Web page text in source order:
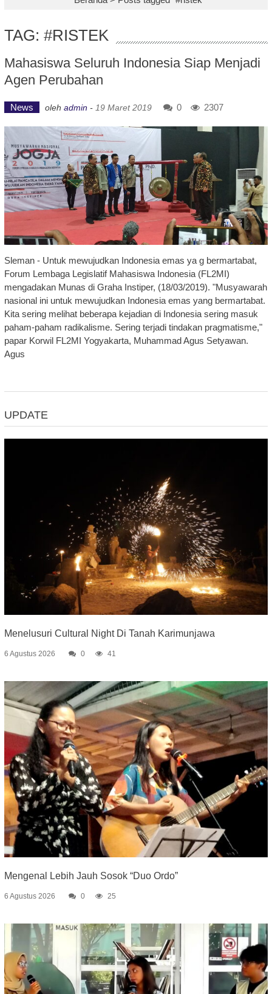
TAG: #RISTEK
Mahasiswa Seluruh Indonesia Siap Menjadi
Agen Perubahan
News oleh admin - 19 Maret 2019 0 2307
Sleman - Untuk mewujudkan Indonesia emas ya g bermartabat,
Forum Lembaga Legislatif Mahasiswa Indonesia (FL2MI)
mengadakan Munas di Graha Instiper, (18/03/2019). "Musyawarah
nasional ini untuk mewujudkan Indonesia emas yang bermartabat.
Kita sering melihat beberapa kejadian di Indonesia sering masuk
paham-paham radikalisme. Sering terjadi tindakan pragmatisme,"
papar Korwil FL2MI Yogyakarta, Muhammad Agus Setyawan.
Agus
UPDATE
Menelusuri Cultural Night Di Tanah Karimunjawa
6 Agustus 2026 0 41
Mengenal Lebih Jauh Sosok “Duo Ordo”
6 Agustus 2026 0 25